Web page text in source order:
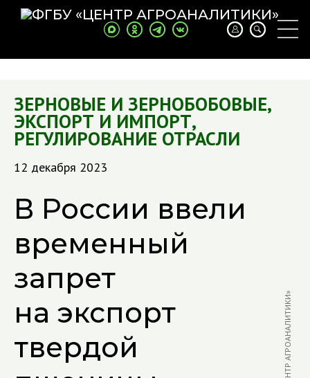
ЗЕРНОВЫЕ И ЗЕРНОБОБОВЫЕ,
ЭКСПОРТ И ИМПОРТ,
РЕГУЛИРОВАНИЕ ОТРАСЛИ
12 декабря 2023
В России ввели
временный
запрет
на экспорт
твердой